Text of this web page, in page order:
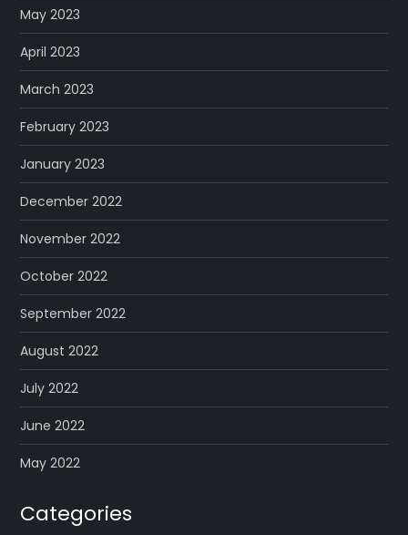
May 2023
April 2023
March 2023
February 2023
January 2023
December 2022
November 2022
October 2022
September 2022
August 2022
July 2022
June 2022
May 2022
Categories